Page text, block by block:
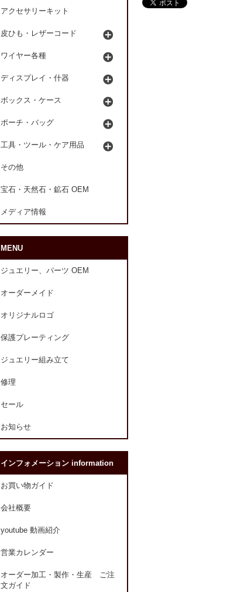
アクセサリーキット
皮ひも・レザーコード
ワイヤー各種
ディスプレイ・什器
ボックス・ケース
ポーチ・バッグ
工具・ツール・ケア用品
その他
宝石・天然石・鉱石 OEM
メディア情報
MENU
ジュエリー、パーツ OEM
オーダーメイド
オリジナルロゴ
保護プレーティング
ジュエリー組み立て
修理
セール
お知らせ
インフォメーション information
お買い物ガイド
会社概要
youtube 動画紹介
営業カレンダー
オーダー加工・製作・生産 ご注
文ガイド